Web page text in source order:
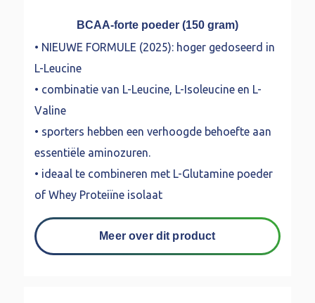
BCAA-forte poeder (150 gram)
• NIEUWE FORMULE (2025): hoger gedoseerd in
L-Leucine
• combinatie van L-Leucine, L-Isoleucine en L-
Valine
• sporters hebben een verhoogde behoefte aan
essentiële aminozuren.
• ideaal te combineren met L-Glutamine poeder
of Whey Proteiïne isolaat
Meer over dit product